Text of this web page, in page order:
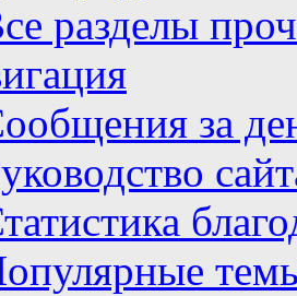
разделы
за